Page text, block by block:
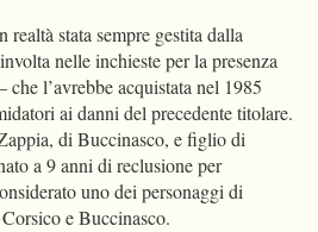
stata sempre gestita dalla
nelle inchieste per la presenza
che l’avrebbe acquistata nel 1985
ai danni del precedente titolare.
di Buccinasco, e figlio di
a 9 anni di reclusione per
uno dei personaggi di
e Buccinasco.